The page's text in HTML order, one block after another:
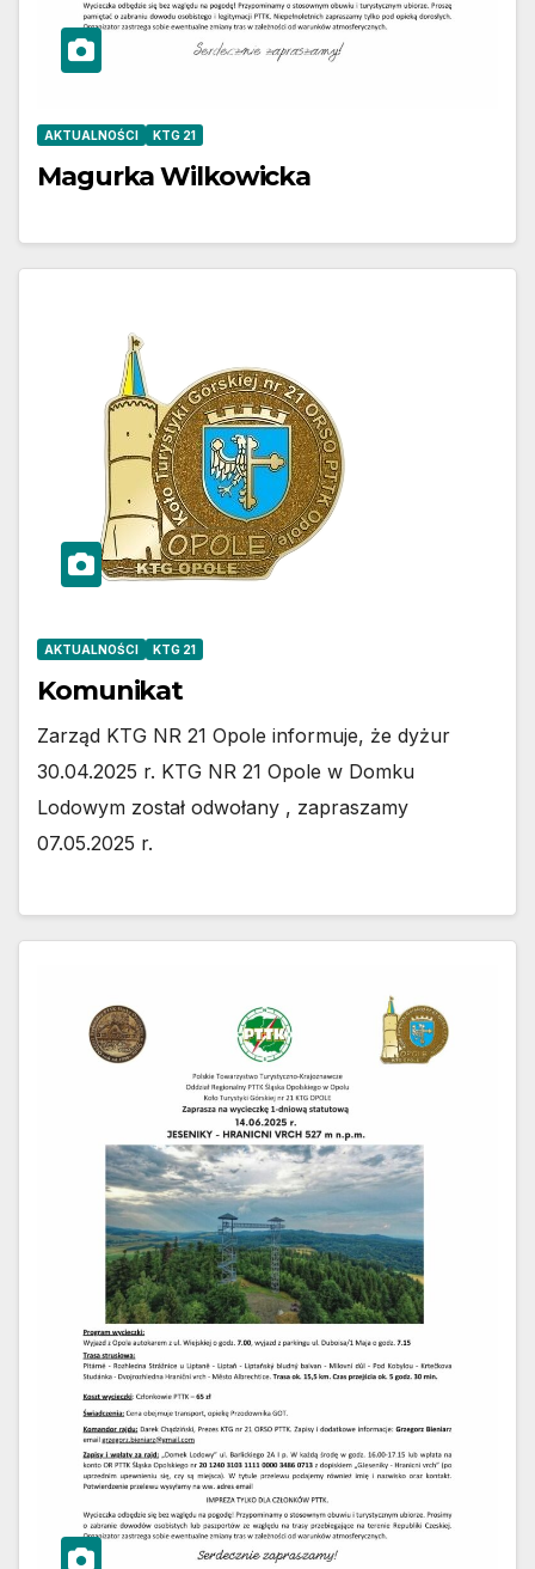
AKTUALNOŚCI KTG 21
Magurka Wilkowicka
AKTUALNOŚCI KTG 21
Komunikat
Zarząd KTG NR 21 Opole informuje, że dyżur
30.04.2025 r. KTG NR 21 Opole w Domku
Lodowym został odwołany , zapraszamy
07.05.2025 r.